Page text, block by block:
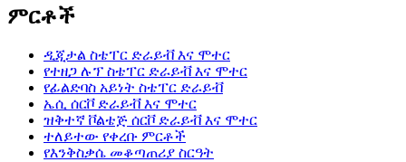
ምርቶች
ዲጂታል ስቴፐር ድራይቭ እና ሞተር
የተዘጋ ሉፕ ስቴፐር ድራይቭ እና ሞተር
የፊልድባስ አይነት ስቴፐር ድራይቭ
ኤሲ ሰርቮ ድራይቭ እና ሞተር
ዝቅተኛ ቮልቴጅ ሰርቮ ድራይቭ እና ሞተር
ተለይተው የቀረቡ ምርቶች
የእንቅስቃሴ መቆጣጠሪያ ስርዓት